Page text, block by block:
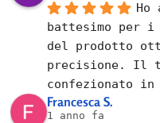
battesimo per
del prodotto
precisione. Il
confezionato
Francesca S.
1 anno fa